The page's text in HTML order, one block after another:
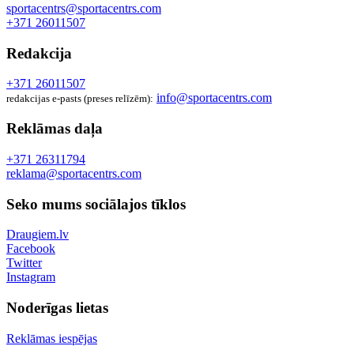
sportacentrs@sportacentrs.com
+371 26011507
Redakcija
+371 26011507
redakcijas e-pasts (preses relīzēm): info@sportacentrs.com
Reklāmas daļa
+371 26311794
reklama@sportacentrs.com
Seko mums sociālajos tīklos
Draugiem.lv
Facebook
Twitter
Instagram
Noderīgas lietas
Reklāmas iespējas